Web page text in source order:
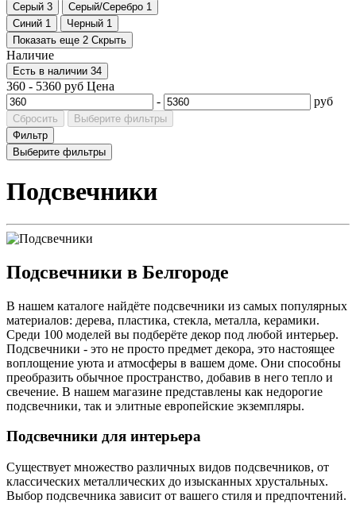
Серый 3 Серый/Серебро 1
Синий 1 Черный 1
Показать еще 2 Скрыть
Наличие
Есть в наличии 34
360 - 5360 руб Цена
-
руб
Сбросить
Выберите фильтры
Фильтр
Выберите фильтры
Подсвечники
Подсвечники в Белгороде
В нашем каталоге найдёте подсвечники из самых популярных
материалов: дерева, пластика, стекла, металла, керамики.
Среди 100 моделей вы подберёте декор под любой интерьер.
Подсвечники - это не просто предмет декора, это настоящее
воплощение уюта и атмосферы в вашем доме. Они способны
преобразить обычное пространство, добавив в него тепло и
свечение. В нашем магазине представлены как недорогие
подсвечники, так и элитные европейские экземпляры.
Подсвечники для интерьера
Существует множество различных видов подсвечников, от
классических металлических до изысканных хрустальных.
Выбор подсвечника зависит от вашего стиля и предпочтений.